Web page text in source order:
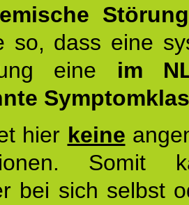
so, dass eine
eine im
hier keine
Somit
bei sich selbst